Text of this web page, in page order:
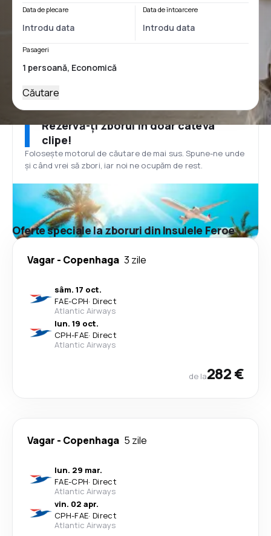
Data de plecare Data de întoarcere
Pasageri
Căutare
Rezervă-ți zborul în doar câteva
clipe!
Folosește motorul de căutare de mai sus. Spune-ne unde
și când vrei să zbori, iar noi ne ocupăm de rest.
Oferte speciale la zboruri din Insulele Feroe
Vagar - Copenhaga 3 zile
sâm. 17 oct.
FAE-CPH· Direct
Atlantic Airways
lun. 19 oct.
CPH-FAE· Direct
Atlantic Airways
de la282 €
Vagar - Copenhaga 5 zile
lun. 29 mar.
FAE-CPH· Direct
Atlantic Airways
vin. 02 apr.
CPH-FAE· Direct
Atlantic Airways